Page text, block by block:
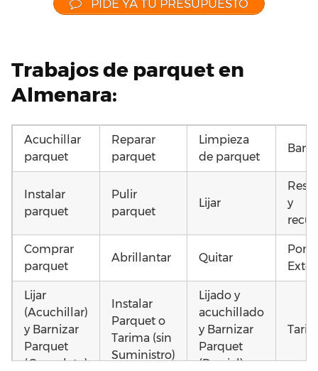
PIDE YA TU PRESUPUESTO
Trabajos de parquet en
Almenara:
Acuchillar
parquet
Reparar
parquet
Limpieza
de parquet
Instalar
parquet
Pulir
parquet
Lijar
y
Comprar
parquet
Abrillantar Quitar
Lijar
(Acuchillar)
y Barnizar
Parquet
(Completo)
Instalar
Parquet o
Tarima (sin
Suministro)
Lijado y
acuchillado
y Barnizar
Parquet
(Parcial)